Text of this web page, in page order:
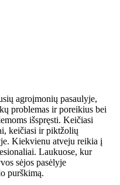
agroįmonių pasaulyje,
problemas ir poreikius bei
išspręsti. Keičiasi
keičiasi ir piktžolių
Kiekvienu atveju reikia į
Laukuose, kur
sėjos pasėlyje
purškimą.